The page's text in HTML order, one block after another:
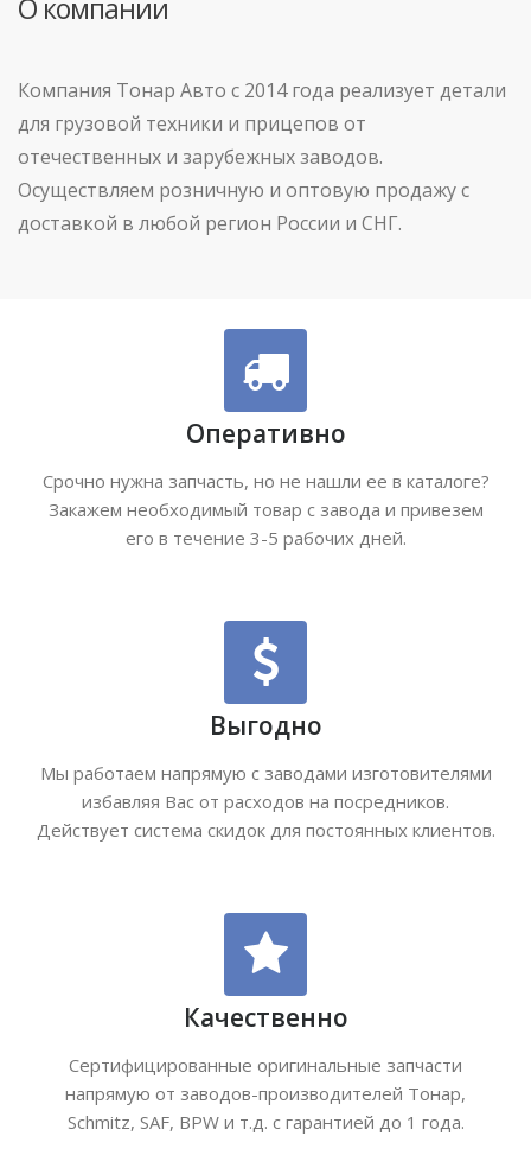
О компании
Компания Тонар Авто с 2014 года реализует детали
для грузовой техники и прицепов от
отечественных и зарубежных заводов.
Осуществляем розничную и оптовую продажу с
доставкой в любой регион России и СНГ.
Оперативно
Срочно нужна запчасть, но не нашли ее в каталоге?
Закажем необходимый товар с завода и привезем
его в течение 3-5 рабочих дней.
Выгодно
Мы работаем напрямую с заводами изготовителями
избавляя Вас от расходов на посредников.
Действует система скидок для постоянных клиентов.
Качественно
Сертифицированные оригинальные запчасти
напрямую от заводов-производителей Тонар,
Schmitz, SAF, BPW и т.д. с гарантией до 1 года.